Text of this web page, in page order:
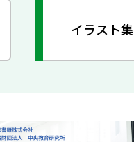
イラスト集